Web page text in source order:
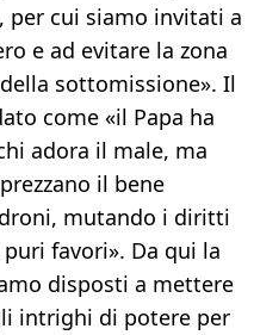
cui siamo invitati a
e ad evitare la zona
sottomissione». Il
come «il Papa ha
adora il male, ma
il bene
mutando i diritti
favori». Da qui la
disposti a mettere
intrighi di potere per